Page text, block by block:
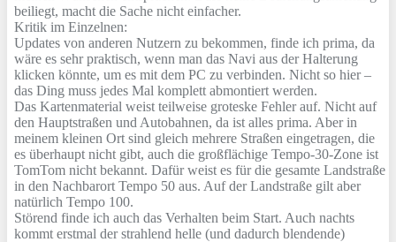
beiliegt, macht die Sache nicht einfacher.
Kritik im Einzelnen:
Updates von anderen Nutzern zu bekommen, finde ich prima, da
wäre es sehr praktisch, wenn man das Navi aus der Halterung
klicken könnte, um es mit dem PC zu verbinden. Nicht so hier –
das Ding muss jedes Mal komplett abmontiert werden.
Das Kartenmaterial weist teilweise groteske Fehler auf. Nicht auf
den Hauptstraßen und Autobahnen, da ist alles prima. Aber in
meinem kleinen Ort sind gleich mehrere Straßen eingetragen, die
es überhaupt nicht gibt, auch die großflächige Tempo-30-Zone ist
TomTom nicht bekannt. Dafür weist es für die gesamte Landstraße
in den Nachbarort Tempo 50 aus. Auf der Landstraße gilt aber
natürlich Tempo 100.
Störend finde ich auch das Verhalten beim Start. Auch nachts
kommt erstmal der strahlend helle (und dadurch blendende)